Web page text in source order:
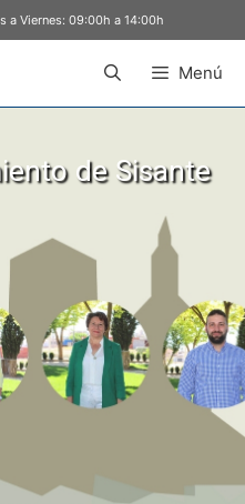
a Viernes: 09:00h a 14:00h
Menú
de Sisante